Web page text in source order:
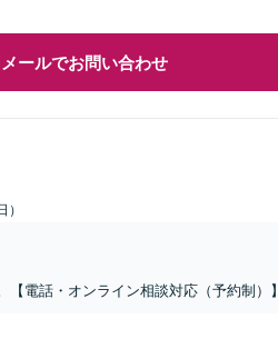
メールでお問い合わせ
電話・オンライン相談対応（予約制）】